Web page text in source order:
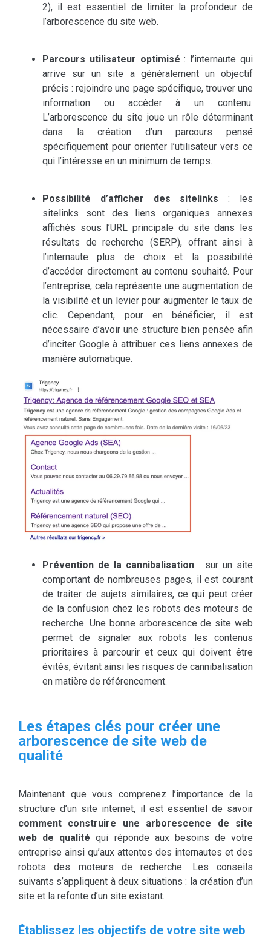
2), il est essentiel de limiter la profondeur de
l’arborescence du site web.
Parcours utilisateur optimisé : l’internaute qui
arrive sur un site a généralement un objectif
précis : rejoindre une page spécifique, trouver une
information ou accéder à un contenu.
L’arborescence du site joue un rôle déterminant
dans la création d’un parcours pensé
spécifiquement pour orienter l’utilisateur vers ce
qui l’intéresse en un minimum de temps.
Possibilité d’afficher des sitelinks : les
sitelinks sont des liens organiques annexes
affichés sous l’URL principale du site dans les
résultats de recherche (SERP), offrant ainsi à
l’internaute plus de choix et la possibilité
d’accéder directement au contenu souhaité. Pour
l’entreprise, cela représente une augmentation de
la visibilité et un levier pour augmenter le taux de
clic. Cependant, pour en bénéficier, il est
nécessaire d’avoir une structure bien pensée afin
d’inciter Google à attribuer ces liens annexes de
manière automatique.
Prévention de la cannibalisation : sur un site
comportant de nombreuses pages, il est courant
de traiter de sujets similaires, ce qui peut créer
de la confusion chez les robots des moteurs de
recherche. Une bonne arborescence de site web
permet de signaler aux robots les contenus
prioritaires à parcourir et ceux qui doivent être
évités, évitant ainsi les risques de cannibalisation
en matière de référencement.
Les étapes clés pour créer une
arborescence de site web de
qualité
Maintenant que vous comprenez l’importance de la
structure d’un site internet, il est essentiel de savoir
comment construire une arborescence de site
web de qualité qui réponde aux besoins de votre
entreprise ainsi qu’aux attentes des internautes et des
robots des moteurs de recherche. Les conseils
suivants s’appliquent à deux situations : la création d’un
site et la refonte d’un site existant.
Établissez les objectifs de votre site web